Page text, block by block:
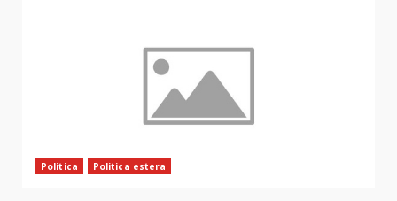
Politica Politica estera